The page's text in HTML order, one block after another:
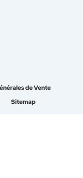
de Vente
Sitemap